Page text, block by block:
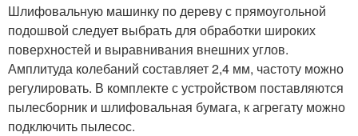
Шлифовальную машинку по дереву с прямоугольной
подошвой следует выбрать для обработки широких
поверхностей и выравнивания внешних углов.
Амплитуда колебаний составляет 2,4 мм, частоту можно
регулировать. В комплекте с устройством поставляются
пылесборник и шлифовальная бумага, к агрегату можно
подключить пылесос.